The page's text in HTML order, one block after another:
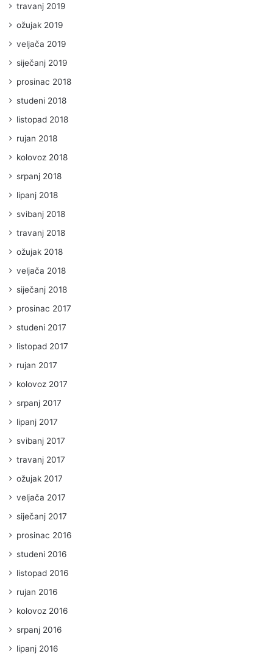
travanj 2019
ožujak 2019
veljača 2019
siječanj 2019
prosinac 2018
studeni 2018
listopad 2018
rujan 2018
kolovoz 2018
srpanj 2018
lipanj 2018
svibanj 2018
travanj 2018
ožujak 2018
veljača 2018
siječanj 2018
prosinac 2017
studeni 2017
listopad 2017
rujan 2017
kolovoz 2017
srpanj 2017
lipanj 2017
svibanj 2017
travanj 2017
ožujak 2017
veljača 2017
siječanj 2017
prosinac 2016
studeni 2016
listopad 2016
rujan 2016
kolovoz 2016
srpanj 2016
lipanj 2016